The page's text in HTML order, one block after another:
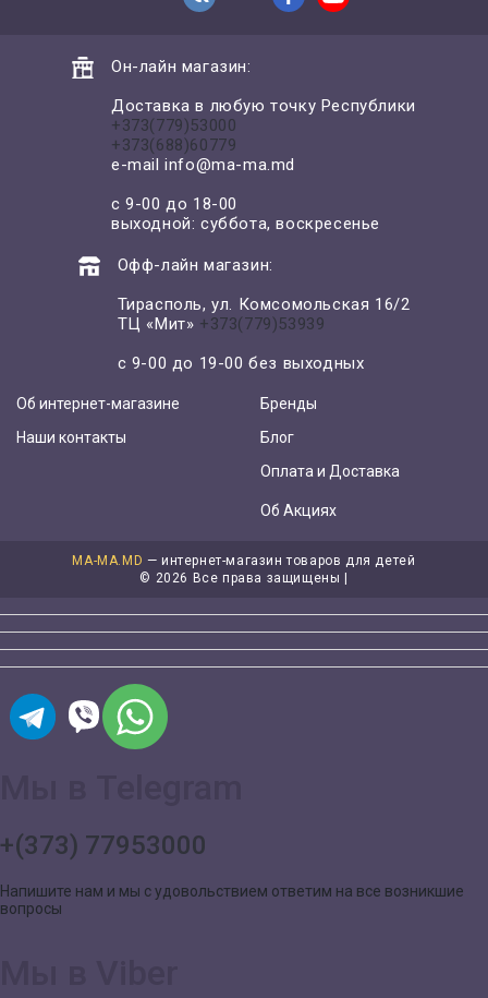
Он-лайн магазин:
Доставка в любую точку Республики
+373(779)53000
+373(688)60779
e-mailinfo@ma-ma.md
с 9-00 до 18-00
выходной: суббота, воскресенье
Офф-лайн магазин:
Тирасполь, ул. Комсомольская 16/2
ТЦ «Мит» +373(779)53939
с 9-00 до 19-00 без выходных
Об интернет-магазине
Наши контакты
Бренды
Блог
Оплата и Доставка
Об Акциях
MA-MA.MD — интернет-магазин товаров для детей
© 2026 Все права защищены |
+(373) 77953000
Напишите нам и мы с удовольствием ответим на все возникшие
вопросы